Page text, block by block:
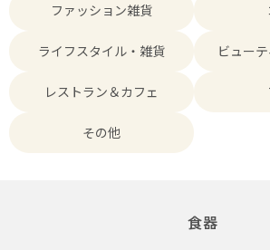
ファッション雑貨
ライフスタイル・雑貨 ビュー
レストラン＆カフェ
その他
食器